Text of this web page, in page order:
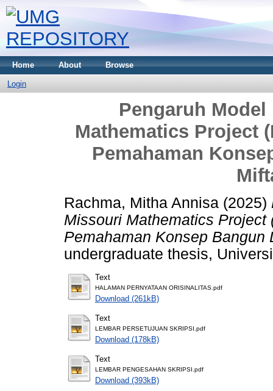
Home About Browse
Login
Pengaruh
Mathematics Project
Pemahaman
Rachma, Mitha Annisa (2025)
Missouri Mathematics Project
Pemahaman Konsep
undergraduate thesis,
Text
HALAMAN PERNYATAAN ORISINALITAS.pdf
Download (261kB)
Text
LEMBAR PERSETUJUAN SKRIPSI.pdf
Download (178kB)
Text
LEMBAR PENGESAHAN SKRIPSI.pdf
Download (393kB)